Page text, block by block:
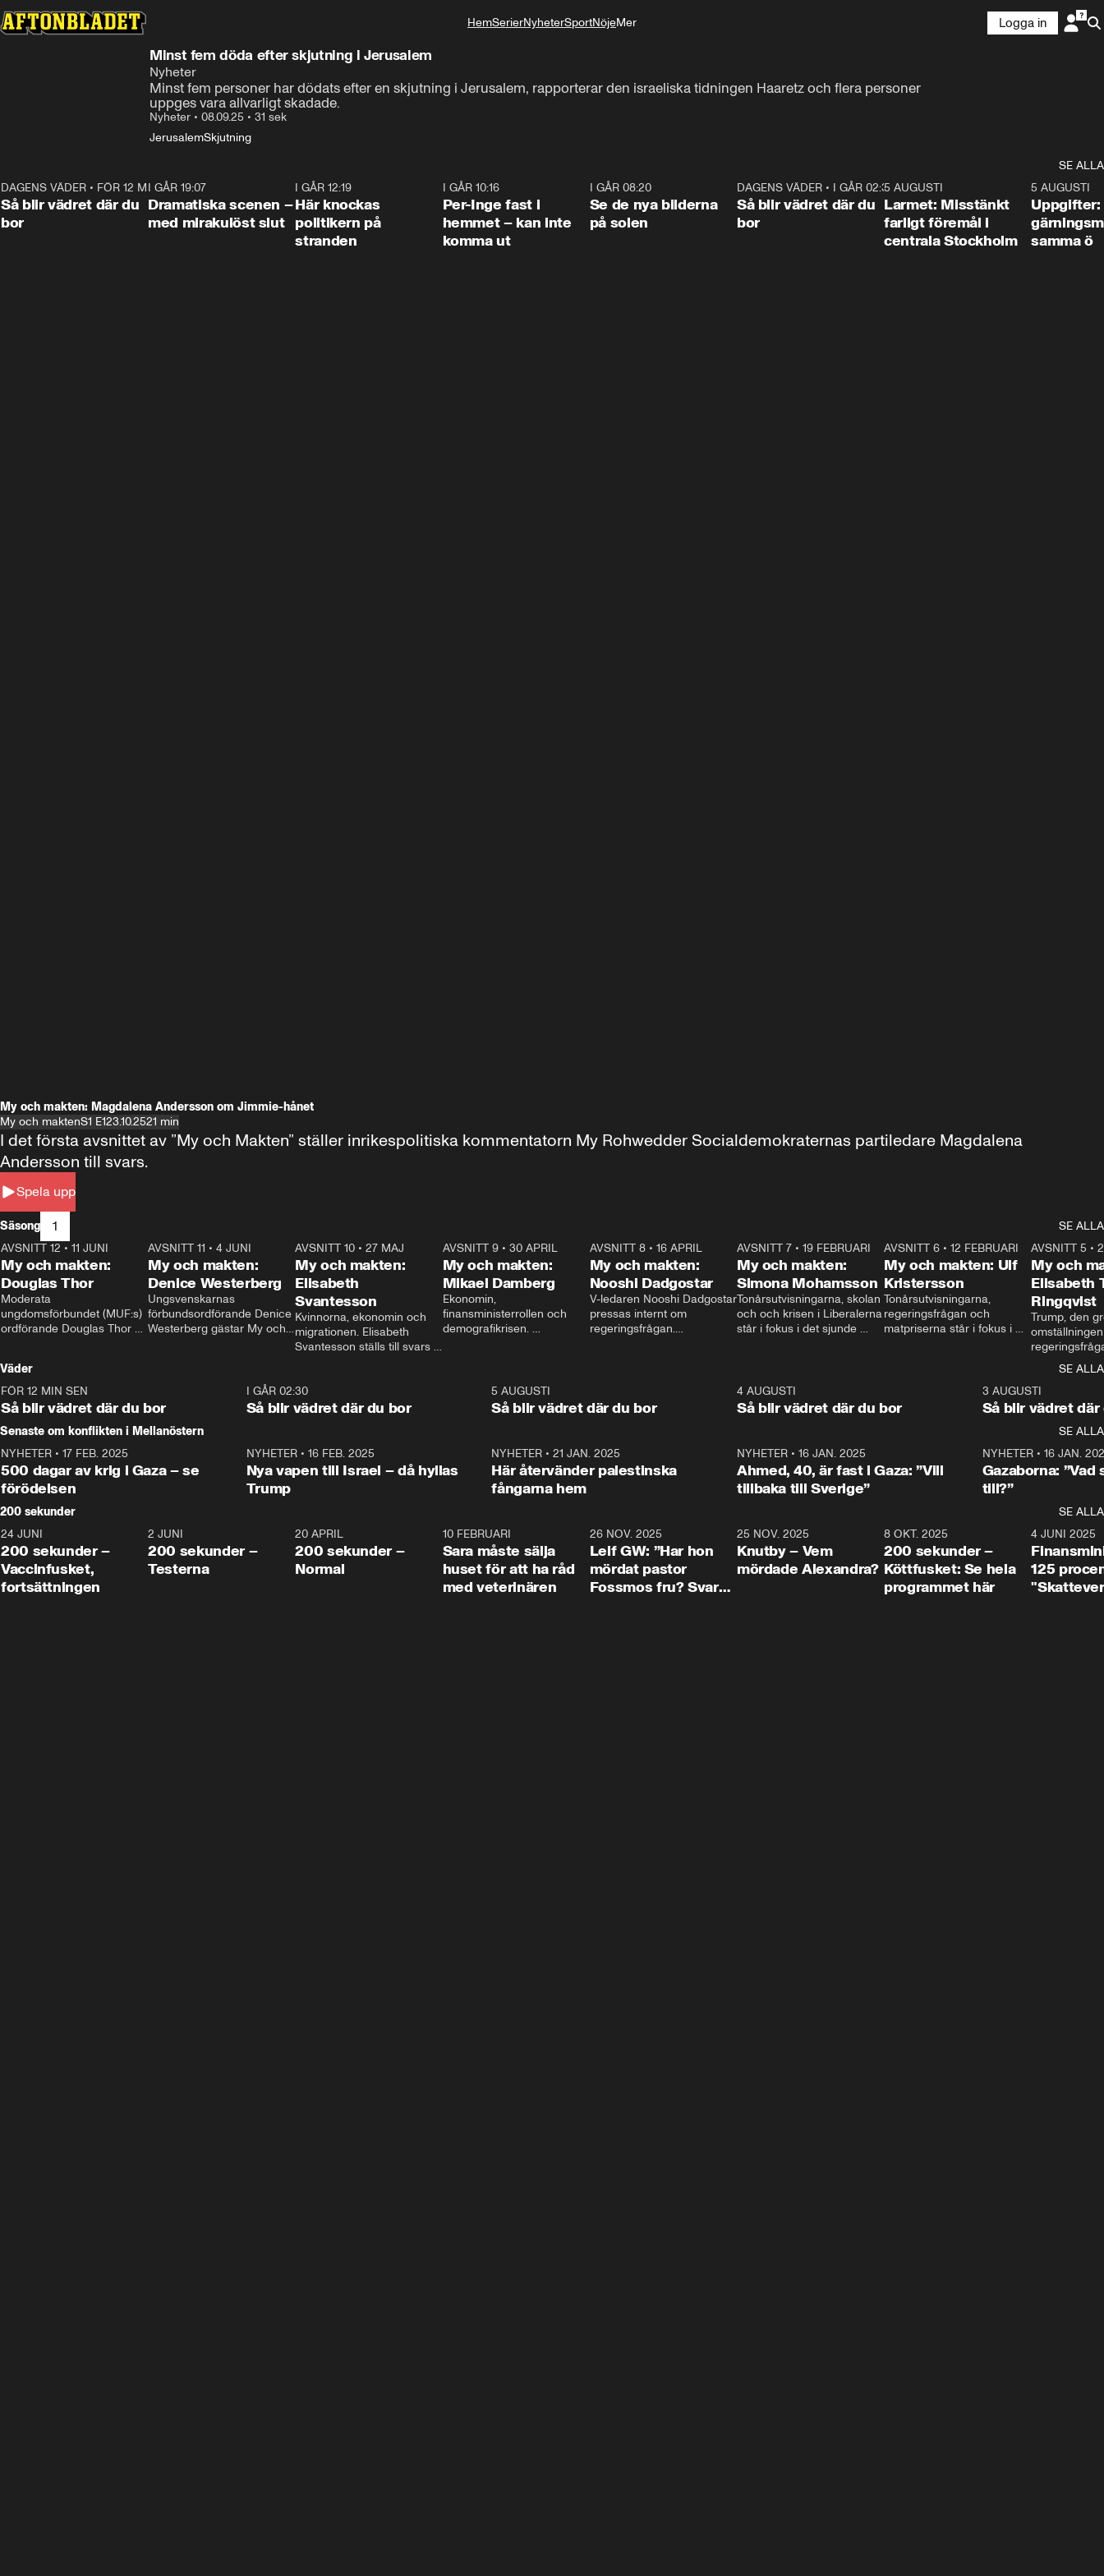
HemSerierNyheterSportNöjeMer
Logga in
Minst fem döda efter skjutning i Jerusalem
Nyheter
Minst fem personer har dödats efter en skjutning i Jerusalem, rapporterar den israeliska tidningen Haaretz och flera personer
uppges vara allvarligt skadade.
Nyheter • 08.09.25 • 31 sek
JerusalemSkjutning
SE ALLA
1:06
DAGENS VÄDER • FÖR 12 MIN SEN
Så blir vädret där du
bor
I GÅR 19:07
Dramatiska scenen –
med mirakulöst slut
I GÅR 12:19
Här knockas
politikern på
stranden
I GÅR 10:16
Per-Inge fast i
hemmet – kan inte
komma ut
I GÅR 08:20
Se de nya bilderna
på solen
1:06
DAGENS VÄDER• I GÅR 02:30
Så blir vädret där du
bor
0:35
5 AUGUSTI
Larmet: Misstänkt
farligt föremål i
centrala Stockholm
5 AUGUSTI
Uppgifter:
samma ö
My och makten: Magdalena Andersson om Jimmie-hånet
My och maktenS1 E123.10.2521 min
Spela upp
I det första avsnittet av ”My och Makten” ställer inrikespolitiska kommentatorn My Rohwedder Socialdemokraternas partiledare Magdalena
Andersson till svars.
Säsong 1
SE ALLA
26:27
AVSNITT 12 • 11 JUNI
My och makten:
Douglas Thor
Moderata
ungdomsförbundet (MUF:s)
ordförande Douglas Thor
tonårsutvisningarna och hur
Moderaterna ska locka
väljare till valet i höst.
23:40
AVSNITT 11 •4 JUNI
My och makten:
Denice Westerberg
Ungsvenskarnas
förbundsordförande Denice
Westerberg gästar My och
AVSNITT 10 •27 MAJ
My och makten:
Elisabeth
Svantesson
Kvinnorna, ekonomin och
migrationen. Elisabeth
Svantesson ställs till svars
AVSNITT 9• 30 APRIL
My och makten:
Mikael Damberg
Ekonomin,
finansministerrollen och
demografikrisen.
och Makten.
AVSNITT 8• 16 APRIL
My och makten:
Nooshi Dadgostar
V-ledaren Nooshi Dadgostar
pressas internt om
regeringsfrågan.
– Vi ställer upp i val. Ska vi
vara med så sitter vi förstås
24:30
AVSNITT 7• 19 FEBRUARI
My och makten:
Simona Mohamsson
Tonårsutvisningarna, skolan
och och krisen i Liberalerna
står i fokus i det sjunde
kommentator My
Rohwedder ställer
utbildnings- och
Mohamsson till svars.
27:30
AVSNITT 6 •12 FEBRUARI
My och makten: Ulf
Kristersson
Tonårsutvisningarna,
regeringsfrågan och
matpriserna står i fokus i
Rohwedder ställer
statsminister Ulf Kristersson
AVSNITT 5 •
My och
Elisabeth
Ringqvist
Trump, den
centrum i
avsnittet av
Makten”. Se
Aftonbladets
Rohwedder
Thand Ring
Väder
SE ALLA
FÖR 12 MIN SEN
Så blir vädret där du bor
1:06
I GÅR 02:30
Så blir vädret där du bor
5 AUGUSTI
Så blir vädret där du bor
4 AUGUSTI
Så blir vädret där du bor
3 AUGUSTI
Så blir vädret där
Senaste om konflikten i Mellanöstern
SE ALLA
NYHETER • 17 FEB. 2025
500 dagar av krig i Gaza – se
förödelsen
NYHETER• 16 FEB. 2025
Nya vapen till Israel – då hyllas
Trump
NYHETER •21 JAN. 2025
Här återvänder palestinska
fångarna hem
NYHETER• 16 JAN. 2025
Ahmed, 40, är fast i Gaza: ”Vill
tillbaka till Sverige”
NYHETER• 16 JAN.
Gazaborna:
till?”
200 sekunder
SE ALLA
5:00
24 JUNI
200 sekunder –
Vaccinfusket,
fortsättningen
4:23
2 JUNI
200 sekunder –
Testerna
20 APRIL
200 sekunder –
Normal
10 FEBRUARI
Sara måste sälja
huset för att ha råd
med veterinären
26 NOV. 2025
Leif GW: ”Har hon
mördat pastor
Fossmos fru? Svar
31:05
25 NOV. 2025
Knutby – Vem
mördade Alexandra?
4:29
8 OKT. 2025
200 sekunder –
Köttfusket: Se hela
programmet här
4 JUNI 2025
125